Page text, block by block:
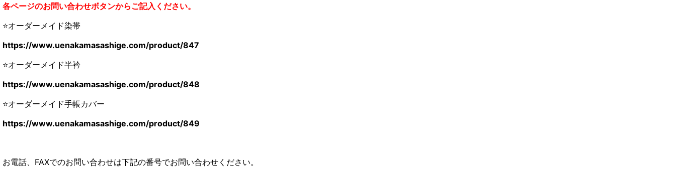
各ページのお問い合わせボタンからご記入ください。
⭐オーダーメイド染帯
https://www.uenakamasashige.com/product/847
⭐オーダーメイド半衿
https://www.uenakamasashige.com/product/848
⭐オーダーメイド手帳カバー
https://www.uenakamasashige.com/product/849
お電話、FAXでのお問い合わせは下記の番号でお問い合わせください。